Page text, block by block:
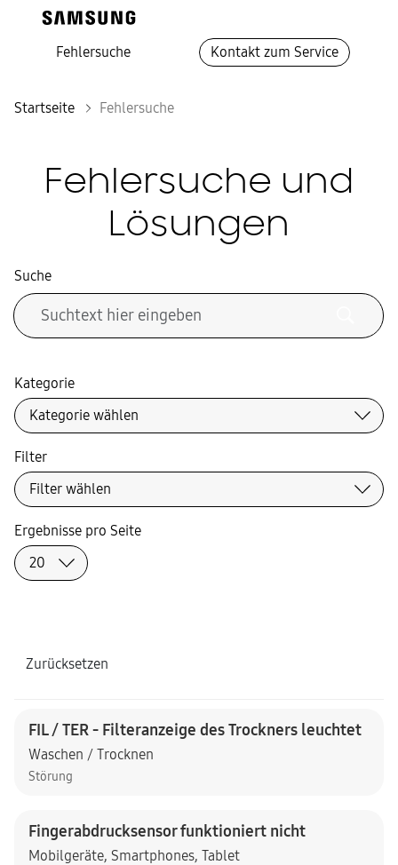
Fehlersuche Kontakt zum Service
Startseite Fehlersuche
Fehlersuche und
Lösungen
Suche
Kategorie
Filter
Zurücksetzen
Ergebnisse pro Seite
FIL / TER - Filteranzeige des Trockners leuchtet
Waschen / Trocknen
Störung
Fingerabdrucksensor funktioniert nicht
Mobilgeräte, Smartphones, Tablet